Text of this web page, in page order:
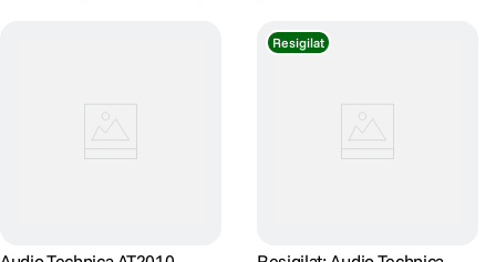
Resigilat